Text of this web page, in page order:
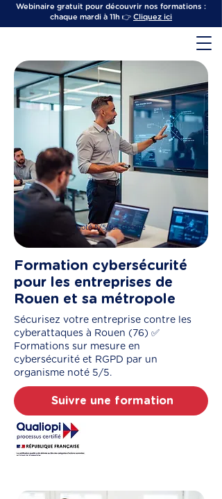
Webinaire gratuit pour découvrir nos formations :
chaque mardi à 11h 👉 Cliquez ici
Noté 5/5 sur Google
Formation cybersécurité
pour les entreprises de
Rouen et sa métropole
Sécurisez votre entreprise contre les
cyberattaques à Rouen (76) ✅
Formations sur mesure en
cybersécurité et RGPD par un
organisme noté 5/5.
Suivre une formation